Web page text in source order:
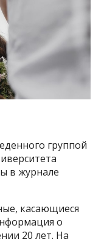
группой
в журнале
касающиеся
о
20 лет. На